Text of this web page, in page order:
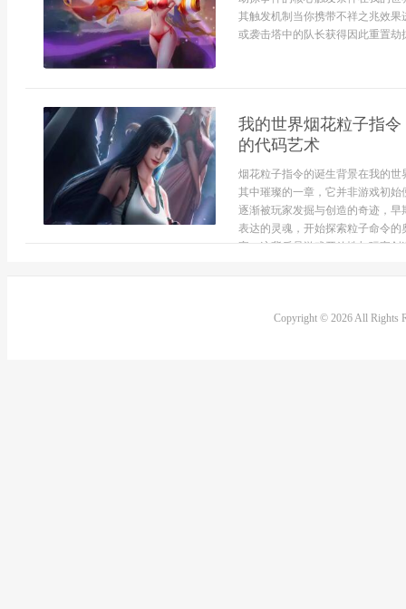
其触发机制当你携带不祥之兆效
或袭击塔中的队长获得因此重置
我的世界烟花粒子指
的代码艺术
烟花粒子指令的诞生背景在我的
其中璀璨的一章，它并非游戏初
逐渐被玩家发掘与创造的奇迹，
表达的灵魂，开始探索粒子命令
宴，这背后是游戏开放性与玩家创
Copyright © 2026 All Rights